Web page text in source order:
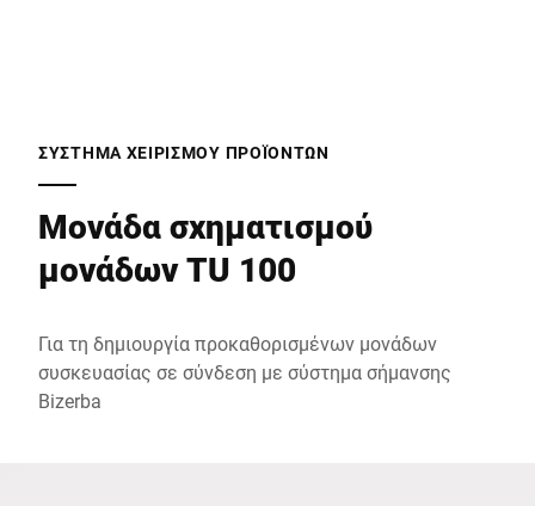
Ταχυδρομικός κώδικας *
ΣΎΣΤΗΜΑ ΧΕΙΡΙΣΜΟΎ ΠΡΟΪΌΝΤΩΝ
Μονάδα σχηματισμού
μονάδων TU 100
Για τη δημιουργία προκαθορισμένων μονάδων
συσκευασίας σε σύνδεση με σύστημα σήμανσης
Bizerba